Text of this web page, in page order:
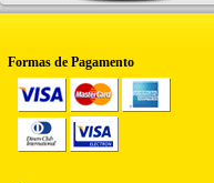
Formas de Pagamento